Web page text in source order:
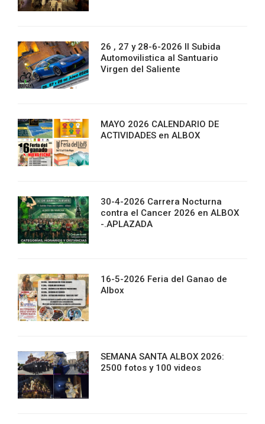
26 , 27 y 28-6-2026 II Subida
Automovilistica al Santuario
Virgen del Saliente
MAYO 2026 CALENDARIO DE
ACTIVIDADES en ALBOX
30-4-2026 Carrera Nocturna
contra el Cancer 2026 en ALBOX
-.APLAZADA
16-5-2026 Feria del Ganao de
Albox
SEMANA SANTA ALBOX 2026:
2500 fotos y 100 videos